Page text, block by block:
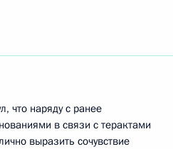
что наряду с ранее
в связи с терактами
выразить сочувствие